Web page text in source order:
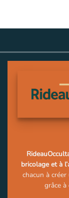
bricolage et à
chacun à créer
grâce